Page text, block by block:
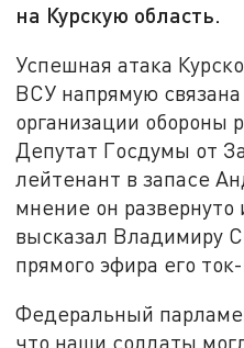
на Курскую область.
Успешная атака
ВСУ напрямую
организации обороны
Депутат Госдумы от
лейтенант в запасе
мнение он развернуто
высказал Владимиру
прямого эфира его
Федеральный
что наши солдаты